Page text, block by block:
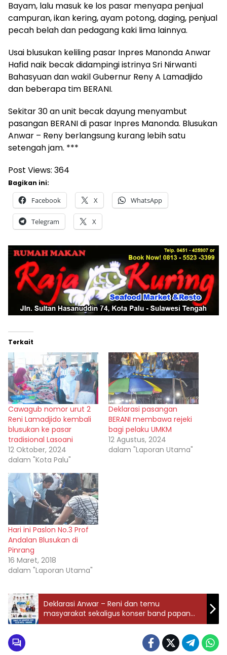
Bayam, lalu masuk ke los pasar menyapa penjual
campuran, ikan kering, ayam potong, daging, penjual
pecah belah dan pedagang kaki lima lainnya.
Usai blusukan keliling pasar Inpres Manonda Anwar
Hafid naik becak didampingi istrinya Sri Nirwanti
Bahasyuan dan wakil Gubernur Reny A Lamadjido
dan beberapa tim BERANI.
Sekitar 30 an unit becak dayung menyambut
pasangan BERANI di pasar Inpres Manonda. Blusukan
Anwar – Reny berlangsung kurang lebih satu
setengah jam. ***
Post Views: 364
Bagikan ini:
Facebook X WhatsApp
Telegram X
Terkait
Cawagub nomor urut 2
Reni Lamadjido kembali
blusukan ke pasar
tradisional Lasoani
12 Oktober, 2024
dalam "Kota Palu"
Deklarasi pasangan
BERANI membawa rejeki
bagi pelaku UMKM
12 Agustus, 2024
dalam "Laporan Utama"
Hari ini Paslon No.3 Prof
Andalan Blusukan di
Pinrang
16 Maret, 2018
dalam "Laporan Utama"
Deklarasi Anwar – Reni dan temu
masyarakat sekaligus konser band papan
atas